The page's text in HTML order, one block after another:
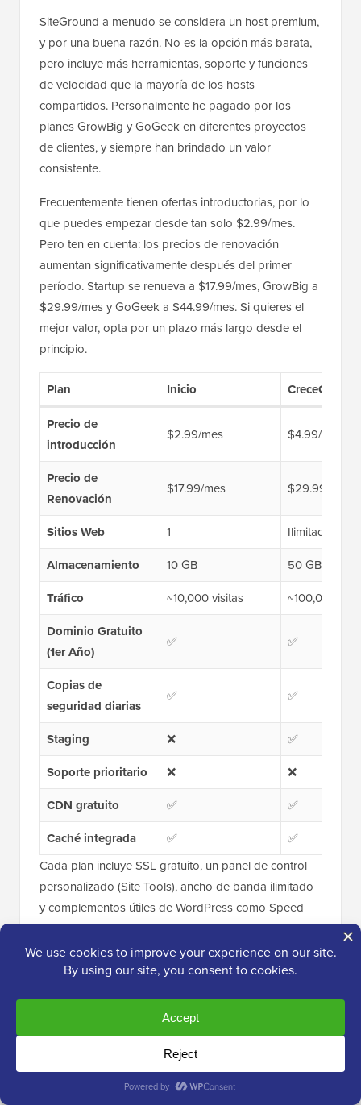
SiteGround a menudo se considera un host premium,
y por una buena razón. No es la opción más barata,
pero incluye más herramientas, soporte y funciones
de velocidad que la mayoría de los hosts
compartidos. Personalmente he pagado por los
planes GrowBig y GoGeek en diferentes proyectos
de clientes, y siempre han brindado un valor
consistente.
Frecuentemente tienen ofertas introductorias, por lo
que puedes empezar desde tan solo $2.99/mes.
Pero ten en cuenta: los precios de renovación
aumentan significativamente después del primer
período. Startup se renueva a $17.99/mes, GrowBig a
$29.99/mes y GoGeek a $44.99/mes. Si quieres el
mejor valor, opta por un plazo más largo desde el
principio.
Plan Inicio
CreceGrande
Precio de
introducción
$2.99/mes $4.99/mes
Precio de
Renovación
$17.99/mes $29.99/mes
Sitios Web 1
Ilimitado
Almacenamiento
10 GB
50 GB
Tráfico
~10,000 visitas
~100,000
Dominio Gratuito
(1er Año)
✅ ✅
Copias de
seguridad diarias
✅ ✅
Staging ❌
✅
Soporte prioritario
❌
❌
CDN gratuito
✅
✅
Caché integrada
✅
✅
Cada plan incluye SSL gratuito, un panel de control
personalizado (Site Tools), ancho de banda ilimitado
y complementos útiles de WordPress como Speed
Optimizer (anteriormente SG Optimizer). También
obtienes acceso a su herramienta de marketing por
correo electrónico, que es sorprendentemente
¿Qué tan bueno es el soporte de
SiteGround siempre ha tenido una reputación de